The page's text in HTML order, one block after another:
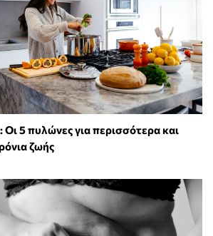
5 πυλώνες για περισσότερα και
ζωής